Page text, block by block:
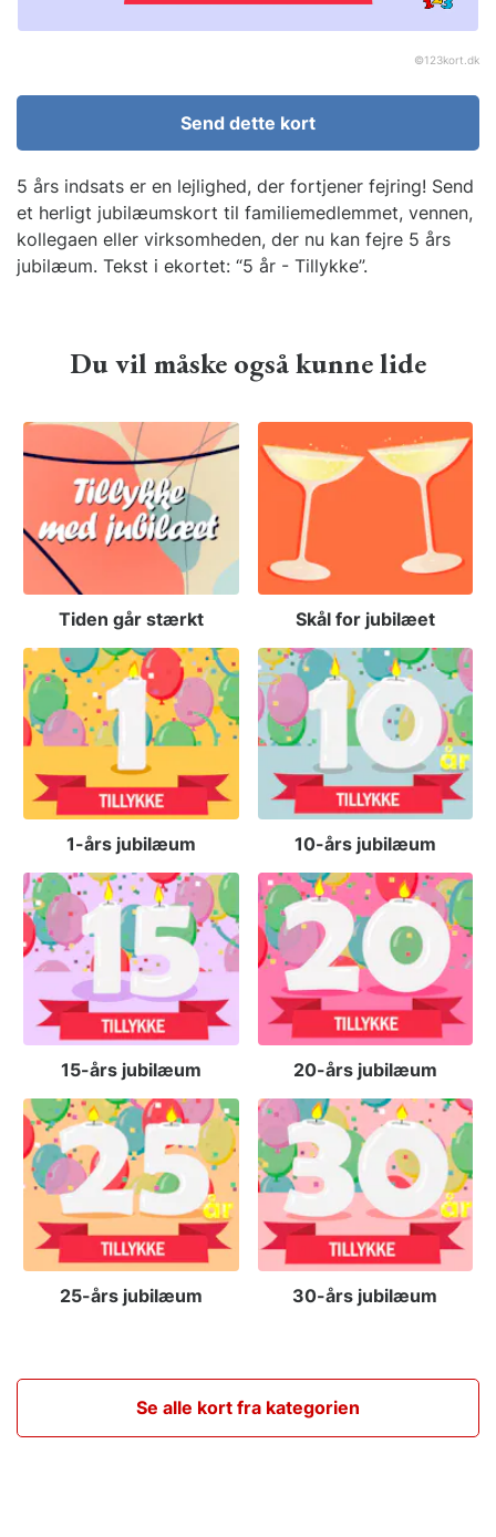
©123kort.dk
Send dette kort
5 års indsats er en lejlighed, der fortjener fejring! Send
et herligt jubilæumskort til familiemedlemmet, vennen,
kollegaen eller virksomheden, der nu kan fejre 5 års
jubilæum. Tekst i ekortet: “5 år - Tillykke”.
Du vil måske også kunne lide
Tiden går stærkt Skål for jubilæet
1-års jubilæum 10-års jubilæum
15-års jubilæum 20-års jubilæum
25-års jubilæum 30-års jubilæum
Se alle kort fra kategorien